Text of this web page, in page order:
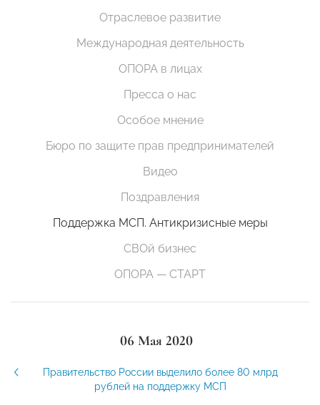
Отраслевое развитие
Международная деятельность
ОПОРА в лицах
Пресса о нас
Особое мнение
Бюро по защите прав предпринимателей
Видео
Поздравления
Поддержка МСП. Антикризисные меры
СВОй бизнес
ОПОРА — СТАРТ
06 Мая 2020
Правительство России выделило более 80 млрд
рублей на поддержку МСП